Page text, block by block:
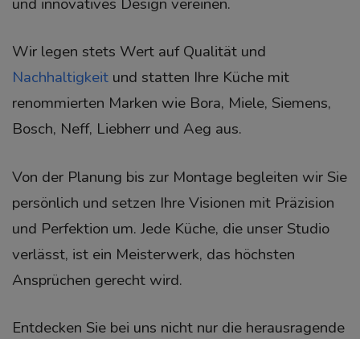
Wir legen stets Wert auf Qualität und
Nachhaltigkeit und statten Ihre Küche mit
renommierten Marken wie Bora, Miele, Siemens,
Bosch, Neff, Liebherr und Aeg aus.
Von der Planung bis zur Montage begleiten wir Sie
persönlich und setzen Ihre Visionen mit Präzision
und Perfektion um. Jede Küche, die unser Studio
verlässt, ist ein Meisterwerk, das höchsten
Ansprüchen gerecht wird.
Entdecken Sie bei uns nicht nur die herausragende